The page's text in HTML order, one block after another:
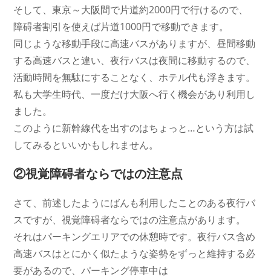
そして、東京～大阪間で片道約2000円で行けるので、
障碍者割引を使えば片道1000円で移動できます。
同じような移動手段に高速バスがありますが、昼間移動
する高速バスと違い、夜行バスは夜間に移動するので、
活動時間を無駄にすることなく、ホテル代も浮きます。
私も大学生時代、一度だけ大阪へ行く機会があり利用し
ました。
このように新幹線代を出すのはちょっと…という方は試
してみるといいかもしれません。
②視覚障碍者ならではの注意点
さて、前述したようにばんも利用したことのある夜行バ
スですが、視覚障碍者ならではの注意点があります。
それはパーキングエリアでの休憩時です。夜行バス含め
高速バスはとにかく似たような姿勢をずっと維持する必
要があるので、パーキング停車中は